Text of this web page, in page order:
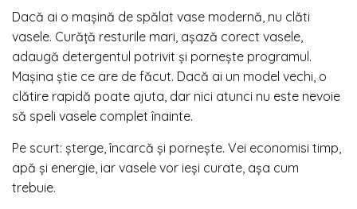
Dacă ai o mașină de spălat vase modernă, nu clăti
vasele. Curăță resturile mari, așază corect vasele,
adaugă detergentul potrivit și pornește programul.
Mașina știe ce are de făcut. Dacă ai un model vechi, o
clătire rapidă poate ajuta, dar nici atunci nu este nevoie
să speli vasele complet înainte.
Pe scurt: șterge, încarcă și pornește. Vei economisi timp,
apă și energie, iar vasele vor ieși curate, așa cum
trebuie.